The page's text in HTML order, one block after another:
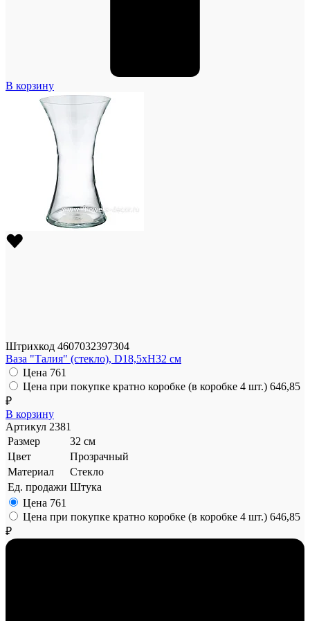
В корзину
Штрихкод 4607032397304
Ваза "Талия" (стекло), D18,5xH32 см
Цена 761
Цена при покупке кратно коробке (в коробке 4 шт.) 646,85
₽
В корзину
Артикул 2381
Размер
32 см
Цвет
Прозрачный
Материал
Стекло
Ед. продажи Штука
Цена 761
Цена при покупке кратно коробке (в коробке 4 шт.) 646,85
₽